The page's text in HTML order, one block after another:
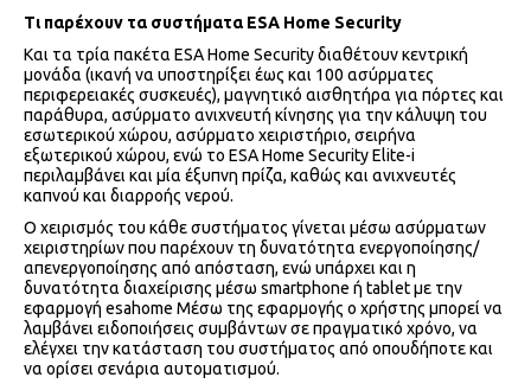
Τι παρέχουν τα συστήματα ESA Home Security
Και τα τρία πακέτα ESA Home Security διαθέτουν κεντρική
μονάδα (ικανή να υποστηρίξει έως και 100 ασύρματες
περιφερειακές συσκευές), μαγνητικό αισθητήρα για πόρτες και
παράθυρα, ασύρματο ανιχνευτή κίνησης για την κάλυψη του
εσωτερικού χώρου, ασύρματο χειριστήριο, σειρήνα
εξωτερικού χώρου, ενώ το ESA Home Security Elite-i
περιλαμβάνει και μία έξυπνη πρίζα, καθώς και ανιχνευτές
καπνού και διαρροής νερού.
Ο χειρισμός του κάθε συστήματος γίνεται μέσω ασύρματων
χειριστηρίων που παρέχουν τη δυνατότητα ενεργοποίησης/
απενεργοποίησης από απόσταση, ενώ υπάρχει και η
δυνατότητα διαχείρισης μέσω smartphone ή tablet με την
εφαρμογή esahome Μέσω της εφαρμογής ο χρήστης μπορεί να
λαμβάνει ειδοποιήσεις συμβάντων σε πραγματικό χρόνο, να
ελέγχει την κατάσταση του συστήματος από οπουδήποτε και
να ορίσει σενάρια αυτοματισμού.